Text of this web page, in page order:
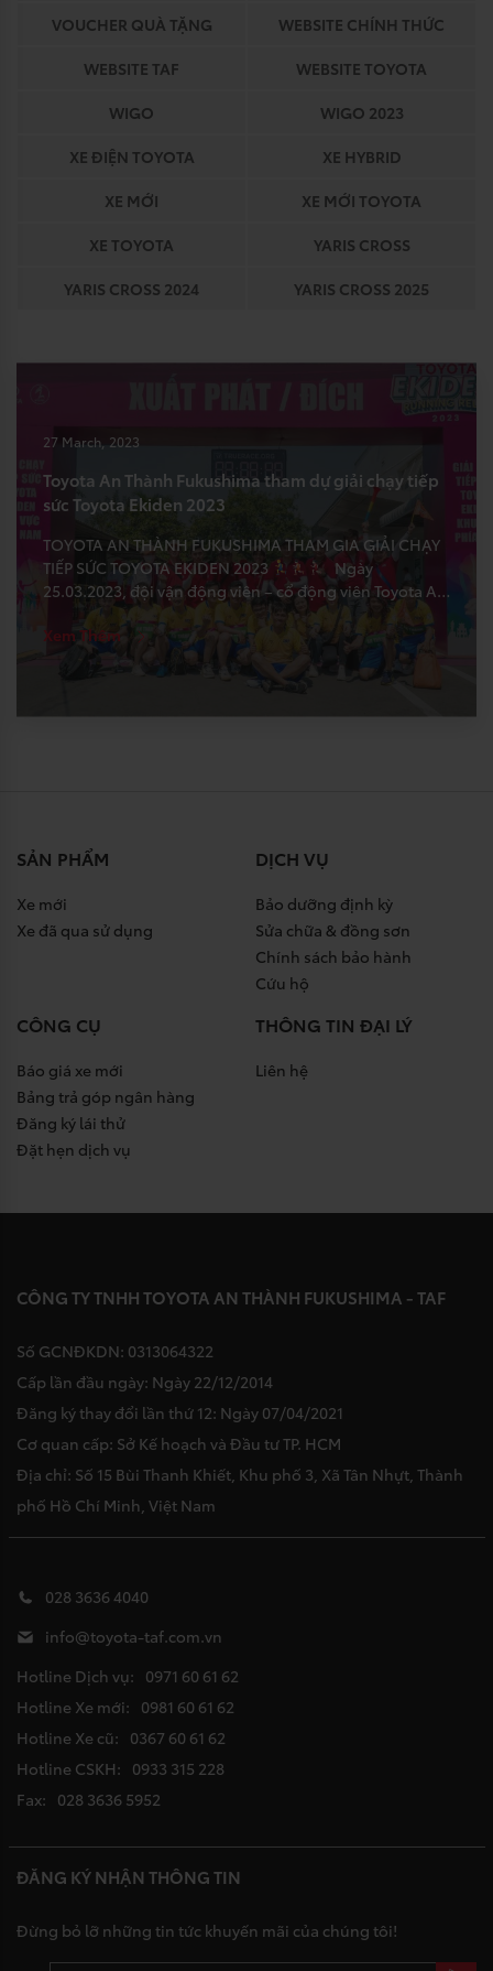
VOUCHER QUÀ TẶNG
WEBSITE CHÍNH THỨC
WEBSITE TAF
WEBSITE TOYOTA
WIGO
WIGO 2023
XE ĐIỆN TOYOTA
XE HYBRID
XE MỚI
XE MỚI TOYOTA
XE TOYOTA
YARIS CROSS
YARIS CROSS 2024
YARIS CROSS 2025
27 March, 2023
Toyota An Thành Fukushima tham dự giải chạy tiếp
sức Toyota Ekiden 2023
TOYOTA AN THÀNH FUKUSHIMA THAM GIA GIẢI CHẠY
TIẾP SỨC TOYOTA EKIDEN 2023
Ngày
25.03.2023, đội vận động viên – cổ động viên Toyota An
Thành Fukushima đã tới Trung tâm Toyota Miền Nam,
Bình Dương tham dự giải chạy tiếp sức Toyota Ekiden
2023. Ekiden là môn thể thao chạy tiếp sức […]
Xem Thêm
SẢN PHẨM
Xe mới
Xe đã qua sử dụng
DỊCH VỤ
Bảo dưỡng định kỳ
Sửa chữa & đồng sơn
Chính sách bảo hành
Cứu hộ
CÔNG CỤ
Báo giá xe mới
Bảng trả góp ngân hàng
Đăng ký lái thử
Đặt hẹn dịch vụ
THÔNG TIN ĐẠI LÝ
Liên hệ
CÔNG TY TNHH TOYOTA AN THÀNH FUKUSHIMA - TAF
Số GCNĐKDN: 0313064322
Cấp lần đầu ngày: Ngày 22/12/2014
Đăng ký thay đổi lần thứ 12: Ngày 07/04/2021
Cơ quan cấp: Sở Kế hoạch và Đầu tư TP. HCM
Địa chỉ: Số 15 Bùi Thanh Khiết, Khu phố 3, Xã Tân Nhựt, Thành
phố Hồ Chí Minh, Việt Nam
028 3636 4040
info@toyota-taf.com.vn
Hotline Dịch vụ: 0971 60 61 62
Hotline Xe mới: 0981 60 61 62
Hotline Xe cũ: 0367 60 61 62
Hotline CSKH: 0933 315 228
Fax: 028 3636 5952
ĐĂNG KÝ NHẬN THÔNG TIN
Đừng bỏ lỡ những tin tức khuyến mãi của chúng tôi!